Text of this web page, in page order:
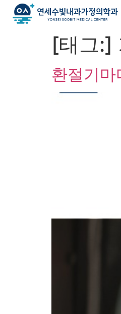
[태그:]
환절기